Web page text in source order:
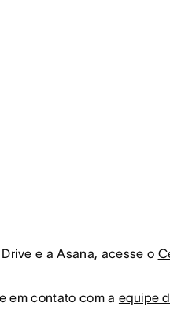
e a Asana, acesse o
em contato com a equipe